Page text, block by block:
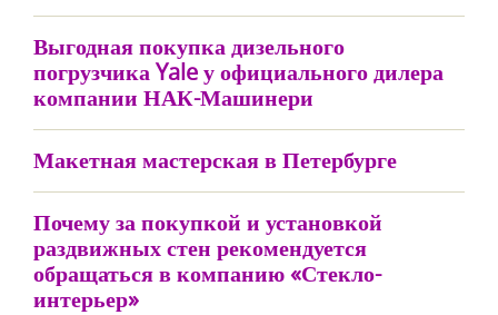
Выгодная покупка дизельного
погрузчика Yale у официального дилера
компании НАК-Машинери
Макетная мастерская в Петербурге
Почему за покупкой и установкой
раздвижных стен рекомендуется
обращаться в компанию «Стекло-
интерьер»